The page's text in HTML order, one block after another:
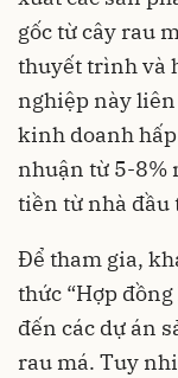
gốc từ cây rau
thuyết trình và
nghiệp này
kinh doanh
nhuận từ 5-8%
tiền từ nhà đầu
Để tham gia,
thức “Hợp
đến các dự án
rau má. Tuy